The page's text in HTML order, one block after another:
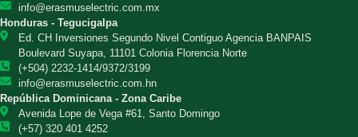
info@erasmuselectric.com.mx
Honduras - Tegucigalpa
Ed. CH Inversiones Segundo Nivel Contiguo Agencia BANPAIS
Boulevard Suyapa, 11101 Colonia Florencia Norte
(+504) 2232-1414/9372/3199
info@erasmuselectric.com.hn
República Dominicana - Zona Caribe
Avenida Lope de Vega #61, Santo Domingo
(+57) 320 401 4252